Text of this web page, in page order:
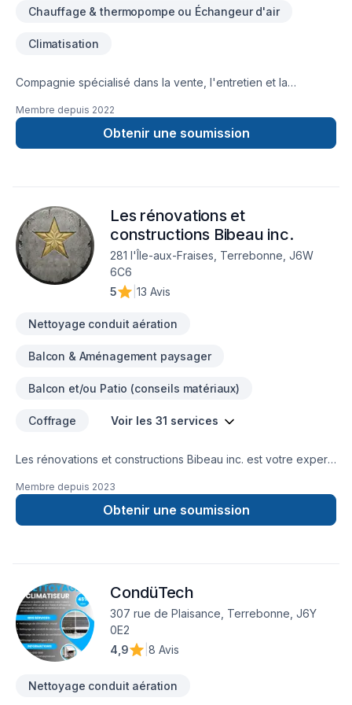
réconfort.
Chauffage & thermopompe ou Échangeur d'air
Climatisation
Compagnie spécialisé dans la vente, l'entretien et la
résidentielle ainsi que dans les thermopompes de piscines.
Membre depuis 2022
Obtenir une soumission
Les rénovations et
constructions Bibeau inc.
281 l'Île-aux-Fraises, Terrebonne, J6W
6C6
5
13 Avis
Nettoyage conduit aération
Balcon & Aménagement paysager
Balcon et/ou Patio (conseils matériaux)
Coffrage Voir les 31 services
Les rénovations et constructions Bibeau inc. est votre expert
Drain français, Entretien commercial, Entretien ménager,
Excavation, Fissures, Fondations, Maçonnerie, Margelle,
Plancher, Salle de bain, Sous-sol dans les secteurs de Centre
privilégions la transparence, l'écoute et l'efficacité pour bâtir
des relations de confiance avec nos clients. Transformons
ensemble vos idées en réalité. Contactez-nous dès
maintenant.
Membre depuis 2023
Obtenir une soumission
CondüTech
307 rue de Plaisance, Terrebonne, J6Y
0E2
4,9
8 Avis
Nettoyage conduit aération